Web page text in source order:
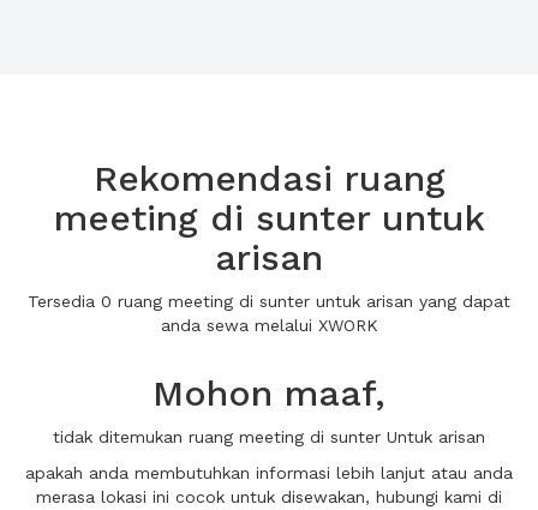
Rekomendasi ruang
meeting di sunter untuk
arisan
Tersedia 0 ruang meeting di sunter untuk arisan yang dapat
anda sewa melalui XWORK
Mohon maaf,
tidak ditemukan ruang meeting di sunter Untuk arisan
apakah anda membutuhkan informasi lebih lanjut atau anda
merasa lokasi ini cocok untuk disewakan, hubungi kami di